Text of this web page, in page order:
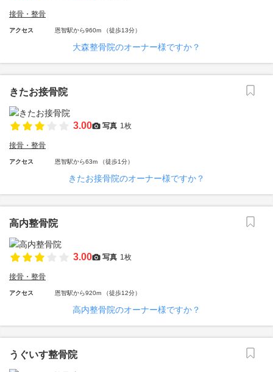
接骨・整骨
アクセス 恩智駅から960m （徒歩13分）
大森整骨院のオーナー様ですか？
きたお接骨院
3.00 写真 1枚
接骨・整骨
アクセス 恩智駅から63m （徒歩1分）
きたお接骨院のオーナー様ですか？
高内整骨院
3.00 写真 1枚
接骨・整骨
アクセス 恩智駅から920m （徒歩12分）
高内整骨院のオーナー様ですか？
うぐいす整骨院